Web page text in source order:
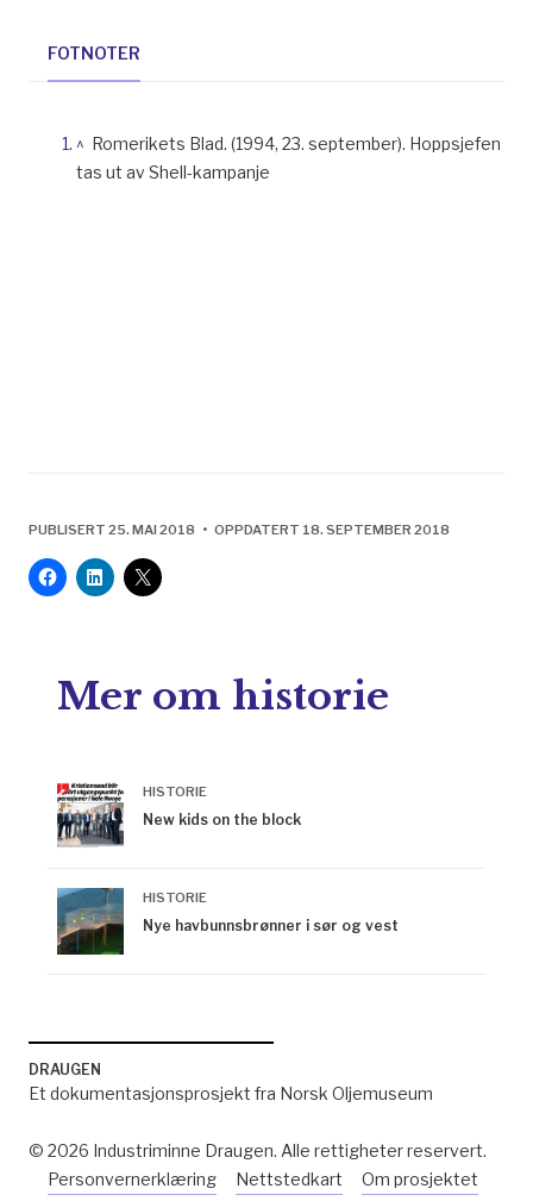
FOTNOTER
^ Romerikets Blad. (1994, 23. september). Hoppsjefen
tas ut av Shell-kampanje
PUBLISERT 25. MAI 2018 • OPPDATERT 18. SEPTEMBER 2018
Mer om historie
HISTORIE
New kids on the block
HISTORIE
Nye havbunnsbrønner i sør og vest
DRAUGEN
Et dokumentasjonsprosjekt fra Norsk Oljemuseum
© 2026 Industriminne Draugen. Alle rettigheter reservert.
Personvernerklæring
Nettstedkart Om prosjektet